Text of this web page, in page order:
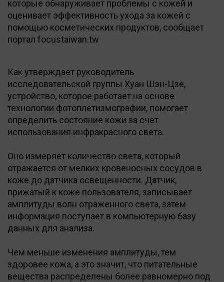
которые обнаруживает проблемы с кожей и
оценивает эффективность ухода за кожей с
помощью косметических продуктов, сообщает
портал focustaiwan.tw
Как утверждает руководитель
исследовательской группы Хуан Шэн-Цзе,
устройство, которое работает на основе
технологии фотоплетизмографии, помогает
определить состояние кожи за счет
использования инфракрасного света.
Оно измеряет количество света, который
отражается от мелких кровеносных сосудов в
коже до датчика освещенности. Датчик,
прижатый к коже пользователя, записывает
амплитуды волн отраженного света, затем
информация поступает в компьютерную базу
данных для анализа.
Чем меньше изменения амплитуды, тем
здоровее кожа, а это значит, что питательные
вещества распределены более равномерно под